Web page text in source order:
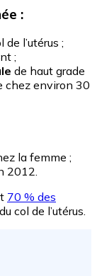
:
l’utérus ;
;
de haut grade
chez environ 30
la femme ;
2012.
70 % des
col de l’utérus.